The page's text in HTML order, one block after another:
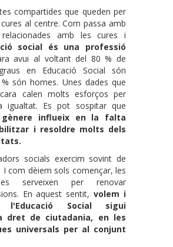
compartides que queden per
al centre. Com passa amb
amb les cures i
social és una professió
avui al voltant del 80 % de
en Educació Social són
són homes. Unes dades que
calen molts esforços per
igualtat. Es pot sospitar que
influeix en la falta
i resoldre molts dels
socials exercim sovint de
I com dèiem sols començar, les
serveixen per renovar
En aquest sentit,volem i
l'Educació Social sigui
dret de ciutadania, en les
universals per al conjunt